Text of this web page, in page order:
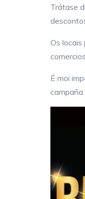
Trátase
Os
É moi
campaña